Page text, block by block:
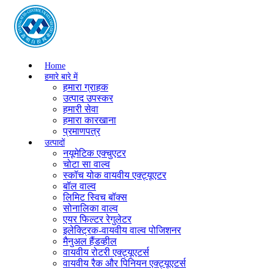
Home
हमारे बारे में
हमारा ग्राहक
उत्पाद उपस्कर
हमारी सेवा
हमारा कारखाना
प्रमाणपत्र
उत्पादों
नयूमेटिक एक्चुएटर
चोटा सा वाल्व
स्कॉच योक वायवीय एक्ट्यूएटर
बॉल वाल्व
लिमिट स्विच बॉक्स
सोनालिका वाल्व
एयर फिल्टर रेगुलेटर
इलेक्ट्रिक-वायवीय वाल्व पोजिशनर
मैनुअल हैंडव्हील
वायवीय रोटरी एक्ट्यूएटर्स
वायवीय रैक और पिनियन एक्ट्यूएटर्स